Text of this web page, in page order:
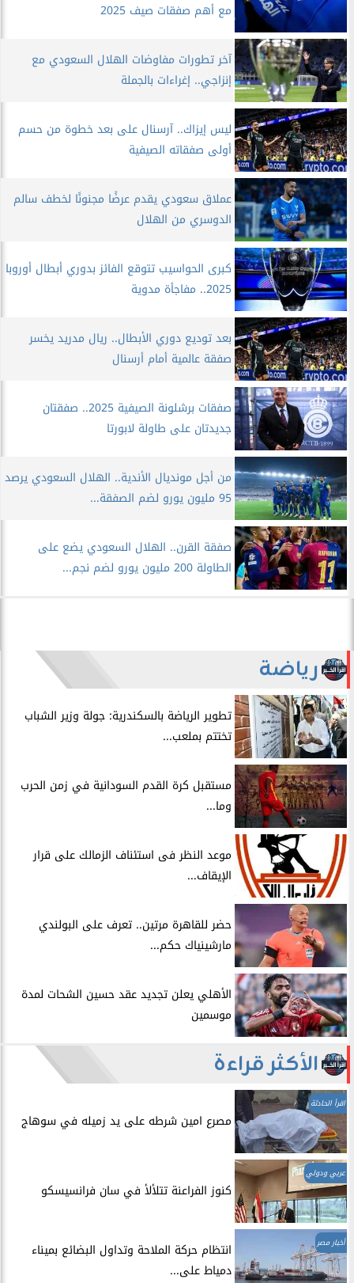
مع أهم صفقات صيف 2025
آخر تطورات مفاوضات الهلال السعودي مع
إنزاجي.. إغراءات بالجملة
ليس إيزاك.. آرسنال على بعد خطوة من حسم
أولى صفقاته الصيفية
عملاق سعودي يقدم عرضًا مجنونًا لخطف سالم
الدوسري من الهلال
كبرى الحواسيب تتوقع الفائز بدوري أبطال أوروبا
2025.. مفاجأة مدوية
بعد توديع دوري الأبطال.. ريال مدريد يخسر
صفقة عالمية أمام أرسنال
صفقات برشلونة الصيفية 2025.. صفقتان
جديدتان على طاولة لابورتا
من أجل مونديال الأندية.. الهلال السعودي يرصد
95 مليون يورو لضم الصفقة...
صفقة القرن.. الهلال السعودي يضع على
الطاولة 200 مليون يورو لضم نجم...
رياضة
​تطوير الرياضة بالسكندرية: جولة وزير الشباب
تختتم بملعب...
مستقبل كرة القدم السودانية في زمن الحرب
وما...
موعد النظر فى استئناف الزمالك على قرار
الإيقاف...
حضر للقاهرة مرتين.. تعرف على البولندي
مارشينياك حكم...
الأهلي يعلن تجديد عقد حسين الشحات لمدة
موسمين
الأكثر قراءة
اقرأ الحادثة
مصرع امين شرطه على يد زميله في سوهاج
عربي ودولي
​كنوز الفراعنة تتلألأ في سان فرانسيسكو
أخبار مصر
انتظام حركة الملاحة وتداول البضائع بميناء
دمياط على...